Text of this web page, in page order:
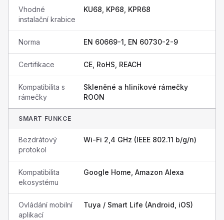
Vhodné
instalační krabice
KU68, KP68, KPR68
Norma EN 60669-1, EN 60730-2-9
Certifikace CE, RoHS, REACH
Kompatibilita s
rámečky
Skleněné a hliníkové rámečky
ROON
SMART FUNKCE
Bezdrátový
protokol
Wi-Fi 2,4 GHz (IEEE 802.11 b/g/n)
Kompatibilita
ekosystému
Google Home, Amazon Alexa
Ovládání mobilní
aplikací
Tuya / Smart Life (Android, iOS)